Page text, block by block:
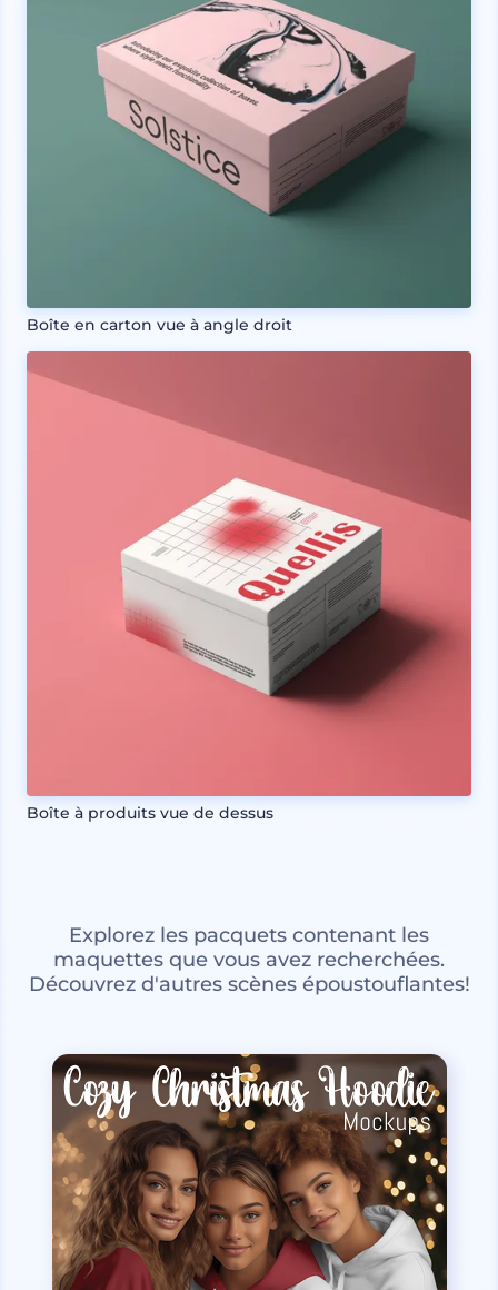
Boîte en carton vue à angle droit
Boîte à produits vue de dessus
Explorez les pacquets contenant les
maquettes que vous avez recherchées.
Découvrez d'autres scènes époustouflantes!